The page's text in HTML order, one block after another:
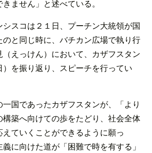
ません」と述べている。
シスコは２１日、プーチン大統領が国
と同じ時に、バチカン広場で執り行
えっけん）において、カザフスタン
を振り返り、スピーチを行ってい
国であったカザフスタンが、「より
築へ向けての歩をたどり、社会全体
ていくことができるように願っ
に向けた道が「困難で時を有する」